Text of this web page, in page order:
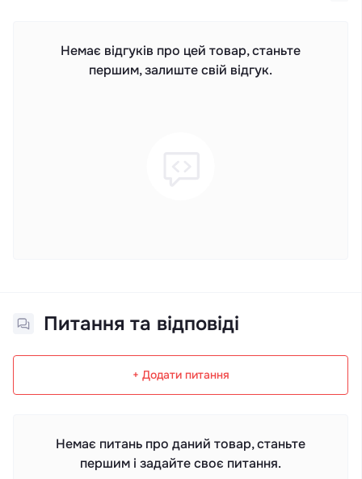
Немає відгуків про цей товар, станьте
першим, залиште свій відгук.
Питання та відповіді
+ Додати питання
Немає питань про даний товар, станьте
першим і задайте своє питання.